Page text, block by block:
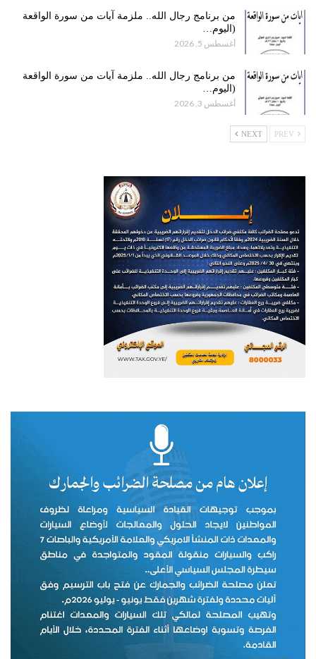
من برنامج رجال الله.. ملزمة آيات من سورة الواقعة
(اليوم…
أغسطس 5, 2026
من برنامج رجال الله.. ملزمة آيات من سورة الواقعة
(اليوم…
أغسطس 3, 2026
NEXT